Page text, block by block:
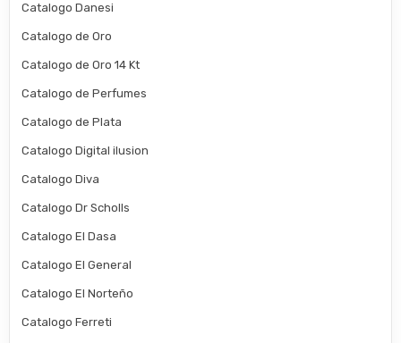
Catalogo Danesi
Catalogo de Oro
Catalogo de Oro 14 Kt
Catalogo de Perfumes
Catalogo de Plata
Catalogo Digital ilusion
Catalogo Diva
Catalogo Dr Scholls
Catalogo El Dasa
Catalogo El General
Catalogo El Norteño
Catalogo Ferreti